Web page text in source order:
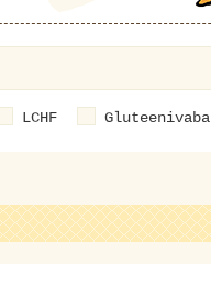
LCHF Gluteenivaba